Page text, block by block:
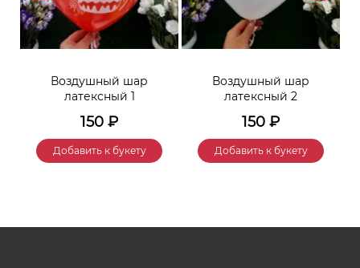
Воздушный шар
латексный 1
150 ₽
Добавить к букету
Воздушный шар
латексный 2
150 ₽
Добавить к букету